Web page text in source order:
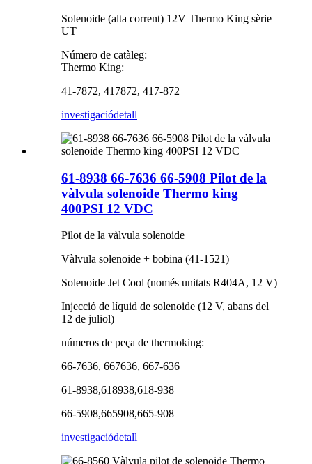
Solenoide (alta corrent) 12V Thermo King sèrie
UT
Número de catàleg:
Thermo King:
41-7872, 417872, 417-872
investigaciódetall
61-8938 66-7636 66-5908 Pilot de la
vàlvula solenoide Thermo king
400PSI 12 VDC
Pilot de la vàlvula solenoide
Vàlvula solenoide + bobina (41-1521)
Solenoide Jet Cool (només unitats R404A, 12 V)
Injecció de líquid de solenoide (12 V, abans del
12 de juliol)
números de peça de thermoking:
66-7636, 667636, 667-636
61-8938,618938,618-938
66-5908,665908,665-908
investigaciódetall